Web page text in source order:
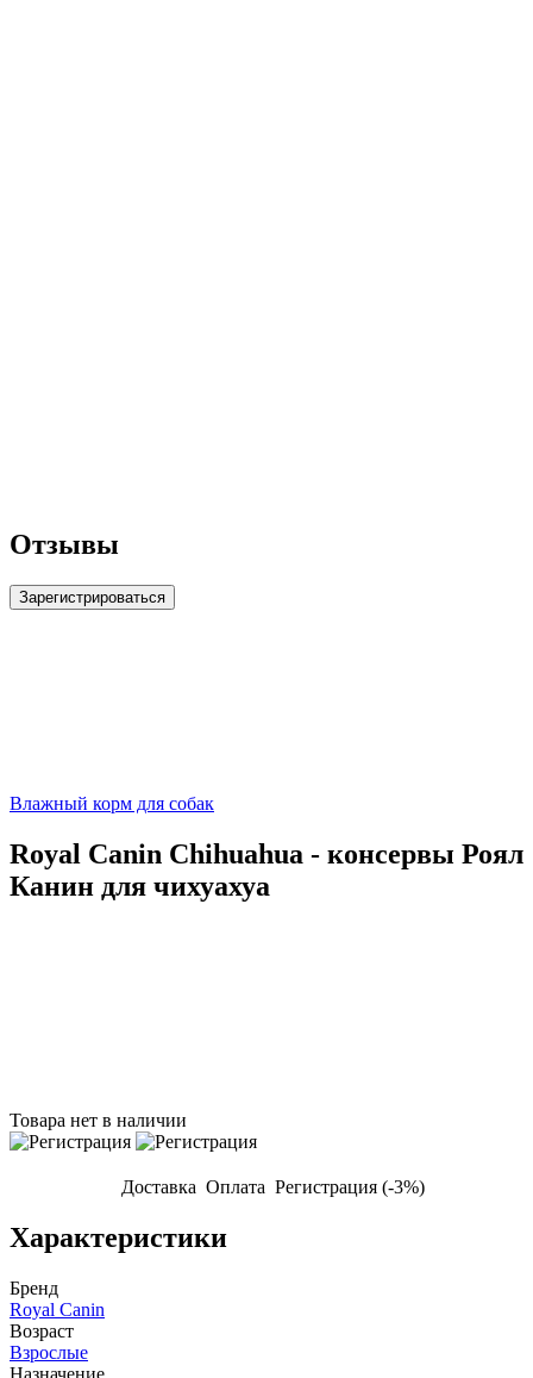
Отзывы
Зарегистрироваться
Влажный корм для собак
Royal Canin Chihuahua - консервы Роял
Канин для чихуахуа
Товара нет в наличии
Доставка Оплата Регистрация (-3%)
Характеристики
Бренд
Royal Canin
Возраст
Взрослые
Назначение